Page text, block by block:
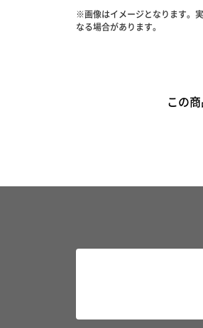
※画像はイメージとなります。
なる場合があります。
この